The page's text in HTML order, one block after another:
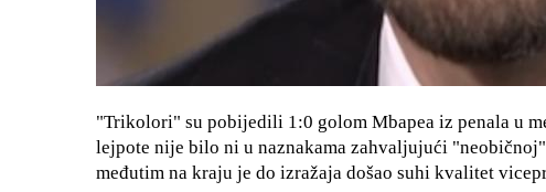
"Trikolori" su pobijedili 1:0 golom Mbapea iz penala u
lejpote nije bilo ni u naznakama zahvaljujući
međutim na kraju je do izražaja došao suhi kvalitet